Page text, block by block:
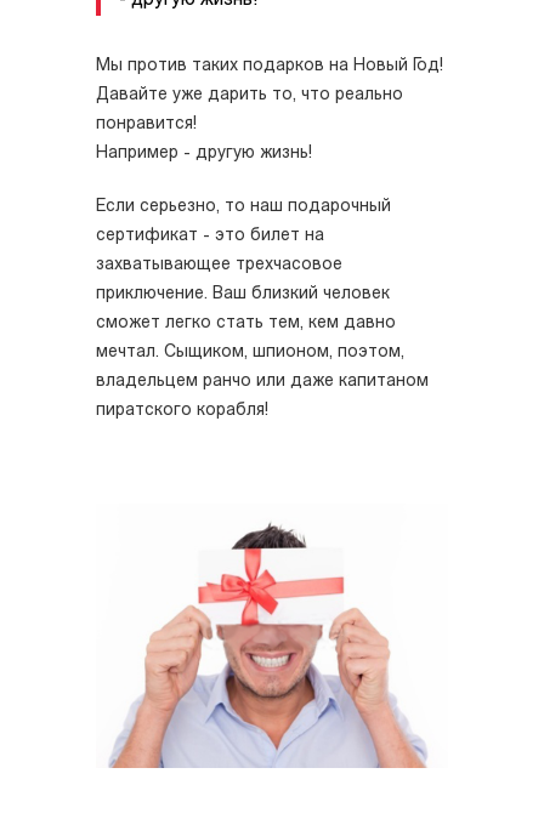
Мы против таких подарков на Новый Год!
Давайте уже дарить то, что реально
понравится!
Например - другую жизнь!
Если серьезно, то наш подарочный
сертификат - это билет на
захватывающее трехчасовое
приключение. Ваш близкий человек
сможет легко стать тем, кем давно
мечтал. Сыщиком, шпионом, поэтом,
владельцем ранчо или даже капитаном
пиратского корабля!